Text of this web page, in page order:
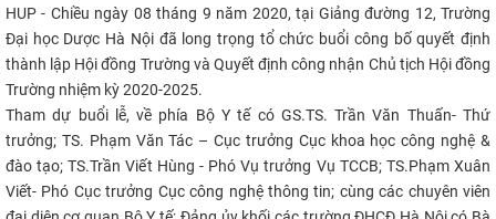
ĐÀO TẠO
ĐẢM BẢO CHẤT LƯỢNG
KHOA HỌC CÔNG NGHỆ
HTQT
HUP - Chiều ngày 08 tháng 9 năm 2020, tại Giảng đường 12, Trường
Đại học Dược Hà Nội đã long trọng tổ chức buổi công bố quyết định
thành lập Hội đồng Trường và Quyết định công nhận Chủ tịch Hội đồng
Trường nhiệm kỳ 2020-2025.
Tham dự buổi lễ, về phía Bộ Y tế có GS.TS. Trần Văn Thuấn- Thứ
trưởng; TS. Phạm Văn Tác – Cục trưởng Cục khoa học công nghệ &
đào tạo; TS.Trần Viết Hùng - Phó Vụ trưởng Vụ TCCB; TS.Phạm Xuân
Viết- Phó Cục trưởng Cục công nghệ thông tin; cùng các chuyên viên